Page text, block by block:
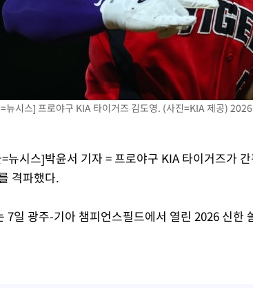
뉴시스] 프로야구 KIA 타이거즈 김도영. (사진=KIA 제공)
뉴시스]박윤서 기자 = 프로야구 KIA 타이거즈가
격파했다.
7일 광주-기아 챔피언스필드에서 열린 2026 신한